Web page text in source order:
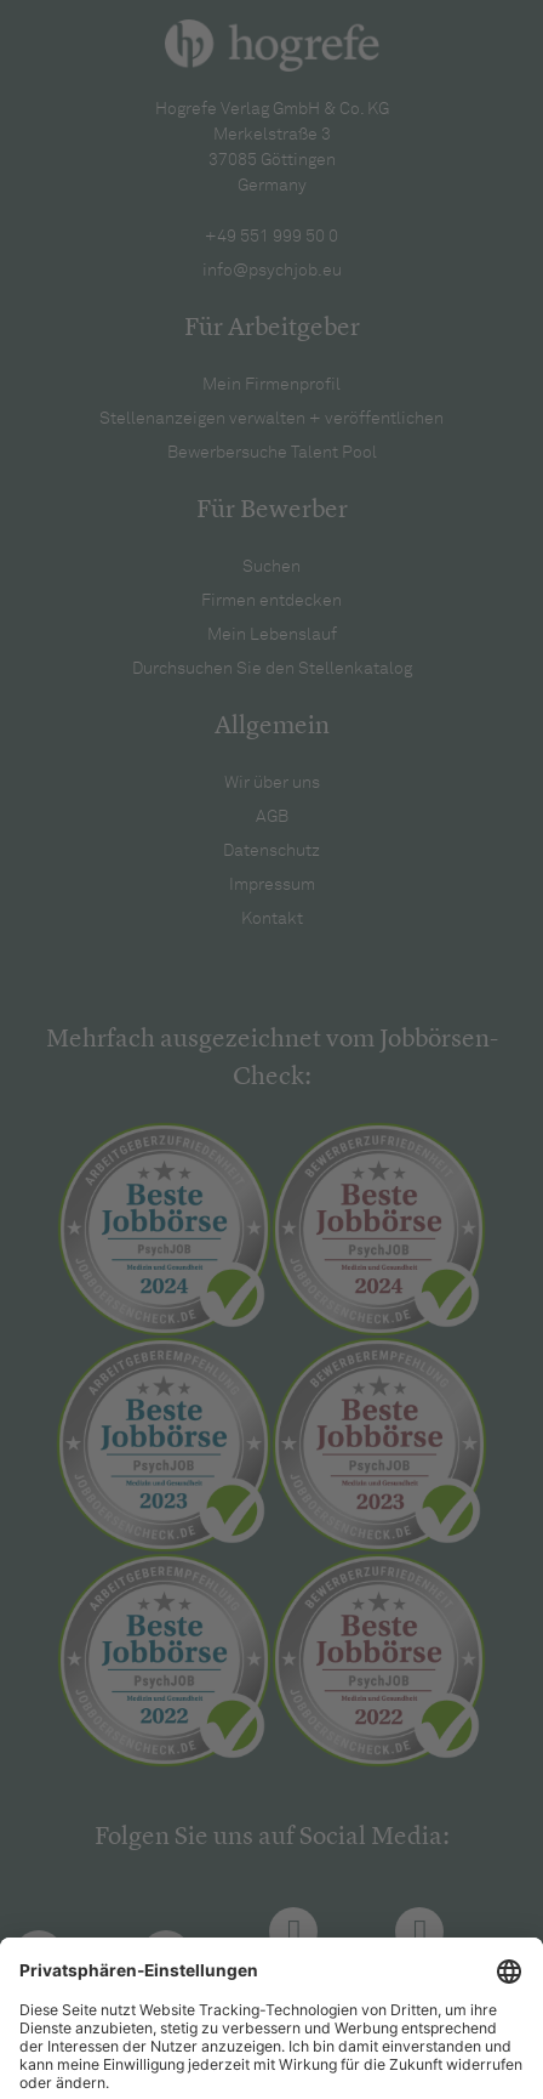
Hogrefe Verlag GmbH & Co. KG
Merkelstraße 3
37085 Göttingen
Germany
+49 551 999 50 0
info@psychjob.eu
Für Arbeitgeber
Mein Firmenprofil
Stellenanzeigen verwalten + veröffentlichen
Bewerbersuche Talent Pool
Für Bewerber
Suchen
Firmen entdecken
Mein Lebenslauf
Durchsuchen Sie den Stellenkatalog
Allgemein
Wir über uns
AGB
Datenschutz
Impressum
Kontakt
Mehrfach ausgezeichnet vom Jobbörsen-
Check:
Folgen Sie uns auf Social Media:
PsychJOB PsychJOB
Hogrefe
Verlag
Hogrefe
Verlag